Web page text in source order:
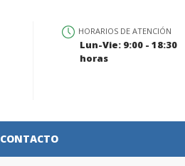
HORARIOS DE ATENCIÓN
Lun-Vie: 9:00 - 18:30
horas
CONTACTO